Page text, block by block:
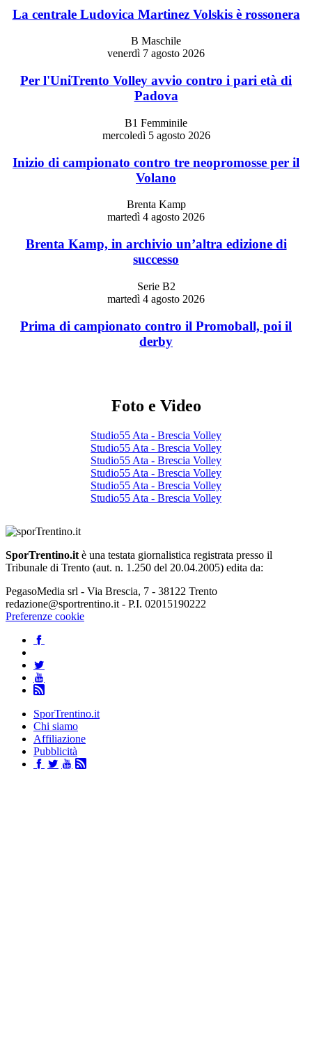
La centrale Ludovica Martinez Volskis è rossonera
B Maschile
venerdì 7 agosto 2026
Per l'UniTrento Volley avvio contro i pari età di
Padova
B1 Femminile
mercoledì 5 agosto 2026
Inizio di campionato contro tre neopromosse per il
Volano
Brenta Kamp
martedì 4 agosto 2026
Brenta Kamp, in archivio un’altra edizione di
successo
Serie B2
martedì 4 agosto 2026
Prima di campionato contro il Promoball, poi il
derby
Foto e Video
Studio55 Ata - Brescia Volley
Studio55 Ata - Brescia Volley
Studio55 Ata - Brescia Volley
Studio55 Ata - Brescia Volley
Studio55 Ata - Brescia Volley
Studio55 Ata - Brescia Volley
SporTrentino.it è una testata giornalistica registrata presso il
Tribunale di Trento (aut. n. 1.250 del 20.04.2005) edita da:
PegasoMedia srl - Via Brescia, 7 - 38122 Trento
redazione@sportrentino.it - P.I. 02015190222
Preferenze cookie
SporTrentino.it
Chi siamo
Affiliazione
Pubblicità